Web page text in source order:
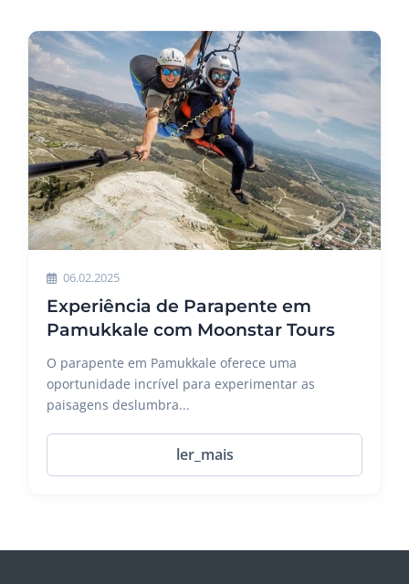
06.02.2025
Experiência de Parapente em
Pamukkale com Moonstar Tours
O parapente em Pamukkale oferece uma
oportunidade incrível para experimentar as
paisagens deslumbra...
ler_mais